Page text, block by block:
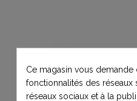
Ce magasin vous
fonctionnalités des
réseaux sociaux et à la